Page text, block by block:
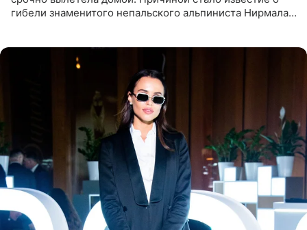
гибели знаменитого непальского альпиниста Нирмала